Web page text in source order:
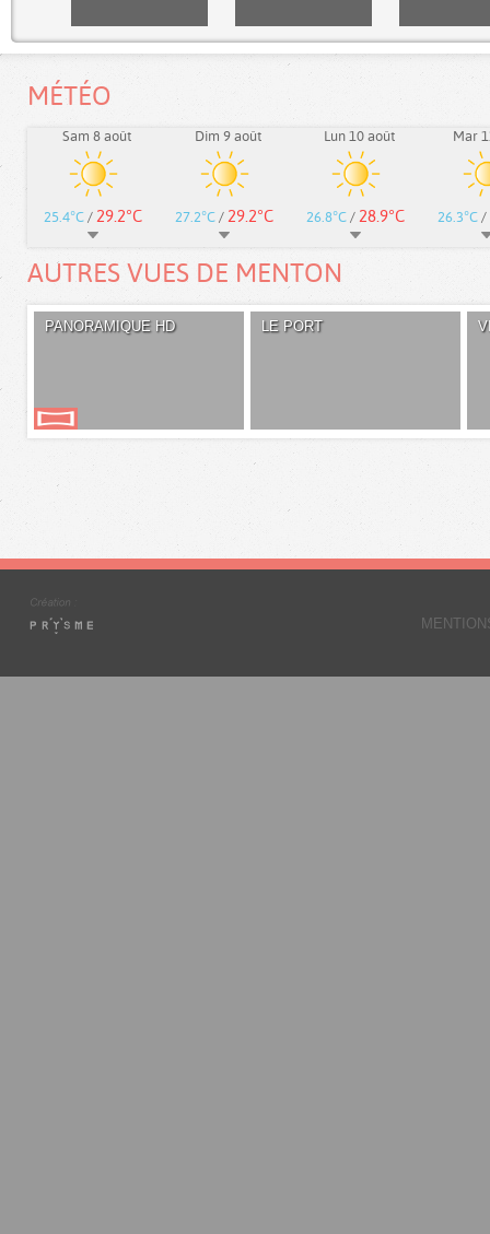
MÉTÉO
Sam 8 août
25.4°C / 29.2°C
Dim 9 août
27.2°C / 29.2°C
Lun 10 août
26.8°C / 28.9°C
Mar
26.3°C /
AUTRES VUES DE MENTON
PANORAMIQUE HD LE PORT